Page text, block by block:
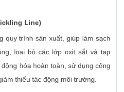
Line)
quy trình sản xuất, giúp làm sạch
loại bỏ các lớp oxit sắt và tạp
hóa hoàn toàn, sử dụng công
thiểu tác động môi trường.